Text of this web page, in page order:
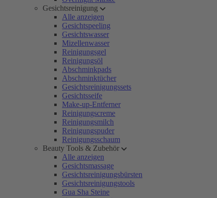
Gesichtsreinigung
Alle anzeigen
Gesichtspeeling
Gesichtswasser
Mizellenwasser
Reinigungsgel
Reinigungsöl
Abschminkpads
Abschminktücher
Gesichtsreinigungssets
Gesichtsseife
Make-up-Entferner
Reinigungscreme
Reinigungsmilch
Reinigungspuder
Reinigungsschaum
Beauty Tools & Zubehör
Alle anzeigen
Gesichtsmassage
Gesichtsreinigungsbürsten
Gesichtsreinigungstools
Gua Sha Steine